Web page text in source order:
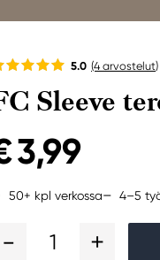
5.0 (4 arvostelut)
Sleeve
3,99
50+ kpl verkossa 4–5
1